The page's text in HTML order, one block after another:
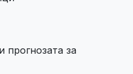
прогнозата за